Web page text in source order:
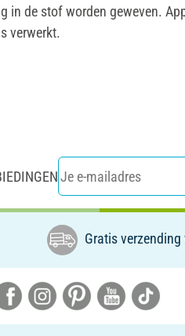
de stof worden geweven.
verwerkt.
Gratis